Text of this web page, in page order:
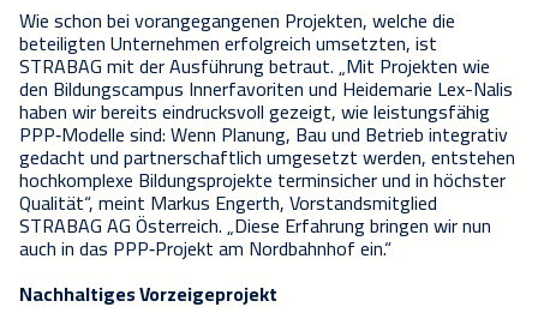
Wie schon bei vorangegangenen Projekten, welche die
beteiligten Unternehmen erfolgreich umsetzten, ist
STRABAG mit der Ausführung betraut. „Mit Projekten wie
den Bildungscampus Innerfavoriten und Heidemarie Lex-Nalis
haben wir bereits eindrucksvoll gezeigt, wie leistungsfähig
PPP‑Modelle sind: Wenn Planung, Bau und Betrieb integrativ
gedacht und partnerschaftlich umgesetzt werden, entstehen
hochkomplexe Bildungsprojekte terminsicher und in höchster
Qualität“, meint Markus Engerth, Vorstandsmitglied
STRABAG AG Österreich. „Diese Erfahrung bringen wir nun
auch in das PPP‑Projekt am Nordbahnhof ein.“
Nachhaltiges Vorzeigeprojekt